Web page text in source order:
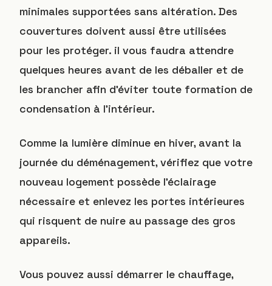
minimales supportées sans altération. Des
couvertures doivent aussi être utilisées
pour les protéger. il vous faudra attendre
quelques heures avant de les déballer et de
les brancher afin d’éviter toute formation de
condensation à l’intérieur.
Comme la lumière diminue en hiver, avant la
journée du déménagement, vérifiez que votre
nouveau logement possède l’éclairage
nécessaire et enlevez les portes intérieures
qui risquent de nuire au passage des gros
appareils.
Vous pouvez aussi démarrer le chauffage,